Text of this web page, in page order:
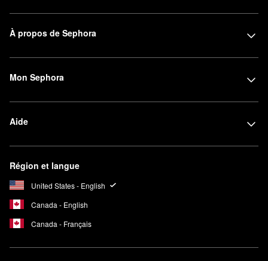
À propos de Sephora
Mon Sephora
Aide
Région et langue
United States - English
Canada - English
Canada - Français